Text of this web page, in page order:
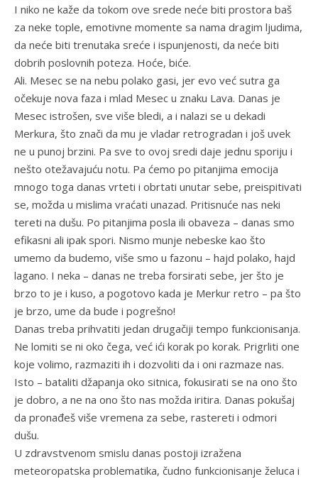
I niko ne kaže da tokom ove srede neće biti prostora baš
za neke tople, emotivne momente sa nama dragim ljudima,
da neće biti trenutaka sreće i ispunjenosti, da neće biti
dobrih poslovnih poteza. Hoće, biće.
Ali. Mesec se na nebu polako gasi, jer evo već sutra ga
očekuje nova faza i mlad Mesec u znaku Lava. Danas je
Mesec istrošen, sve više bledi, a i nalazi se u dekadi
Merkura, što znači da mu je vladar retrogradan i još uvek
ne u punoj brzini. Pa sve to ovoj sredi daje jednu sporiju i
nešto otežavajuću notu. Pa ćemo po pitanjima emocija
mnogo toga danas vrteti i obrtati unutar sebe, preispitivati
se, možda u mislima vraćati unazad. Pritisnuće nas neki
tereti na dušu. Po pitanjima posla ili obaveza – danas smo
efikasni ali ipak spori. Nismo munje nebeske kao što
umemo da budemo, više smo u fazonu – hajd polako, hajd
lagano. I neka – danas ne treba forsirati sebe, jer što je
brzo to je i kuso, a pogotovo kada je Merkur retro – pa što
je brzo, ume da bude i pogrešno!
Danas treba prihvatiti jedan drugačiji tempo funkcionisanja.
Ne lomiti se ni oko čega, već ići korak po korak. Prigrliti one
koje volimo, razmaziti ih i dozvoliti da i oni razmaze nas.
Isto – bataliti džapanja oko sitnica, fokusirati se na ono što
je dobro, a ne na ono što nas možda iritira. Danas pokušaj
da pronađeš više vremena za sebe, rastereti i odmori
dušu.
U zdravstvenom smislu danas postoji izražena
meteoropatska problematika, čudno funkcionisanje želuca i